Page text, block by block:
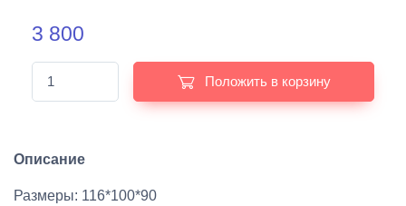
3 800
Положить в корзину
Описание
Размеры: 116*100*90